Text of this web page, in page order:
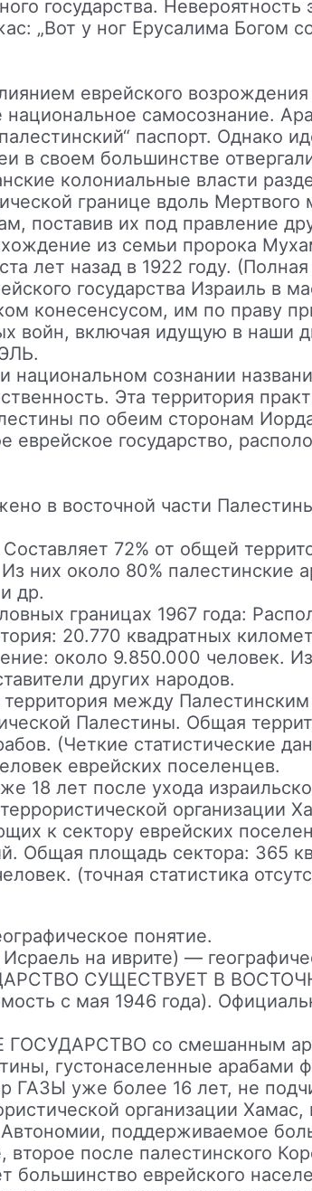
государства.
„Вот у ног Ерусалима Богом
еврейского
самосознание.
паспорт. Однако
в своем большинстве
колониальные власти
границе вдоль
поставив их под правление
из семьи пророка
лет назад в 1922 году.
государства Израиль в
конесенсусом, им по праву
войн, включая идущую в наши
сознании
Эта территория
по обеим сторонам
государство,
в восточной части
72% от общей
них около 80% палестинские
др.
границах 1967 года:
20.770 квадратных
около 9.850.000 человек.
других народов.
между Палестинским
Палестины. Общая
(Четкие статистические
еврейских поселенцев.
18 лет после ухода
организации
к сектору еврейских
Общая площадь сектора: 365
(точная статистика
понятие.
на иврите) —
СУЩЕСТВУЕТ В
с мая 1946 года).
со смешанным
густонаселенные арабами
уже более 16 лет, не
организации
поддерживаемое
после палестинского
большинство еврейского